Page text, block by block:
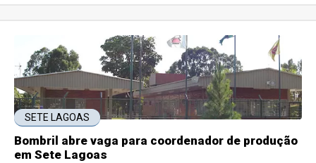
SETE LAGOAS
Bombril abre vaga para coordenador de produção
em Sete Lagoas